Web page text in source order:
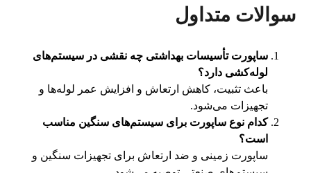
سوالات متداول
ساپورت تأسیسات بهداشتی چه نقشی در سیستم‌های
لوله‌کشی دارد؟
باعث تثبیت، کاهش ارتعاش و افزایش عمر لوله‌ها و
تجهیزات می‌شود.
کدام نوع ساپورت برای سیستم‌های سنگین مناسب
است؟
ساپورت زمینی و ضد ارتعاش برای تجهیزات سنگین و